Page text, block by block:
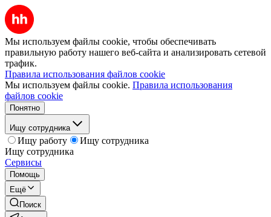
Мы используем файлы cookie, чтобы обеспечивать
правильную работу нашего веб-сайта и анализировать сетевой
трафик.
Правила использования файлов cookie
Мы используем файлы cookie. Правила использования
файлов cookie
Понятно
Ищу сотрудника
Ищу работу
Ищу сотрудника
Ищу сотрудника
Сервисы
Помощь
Ещё
Поиск